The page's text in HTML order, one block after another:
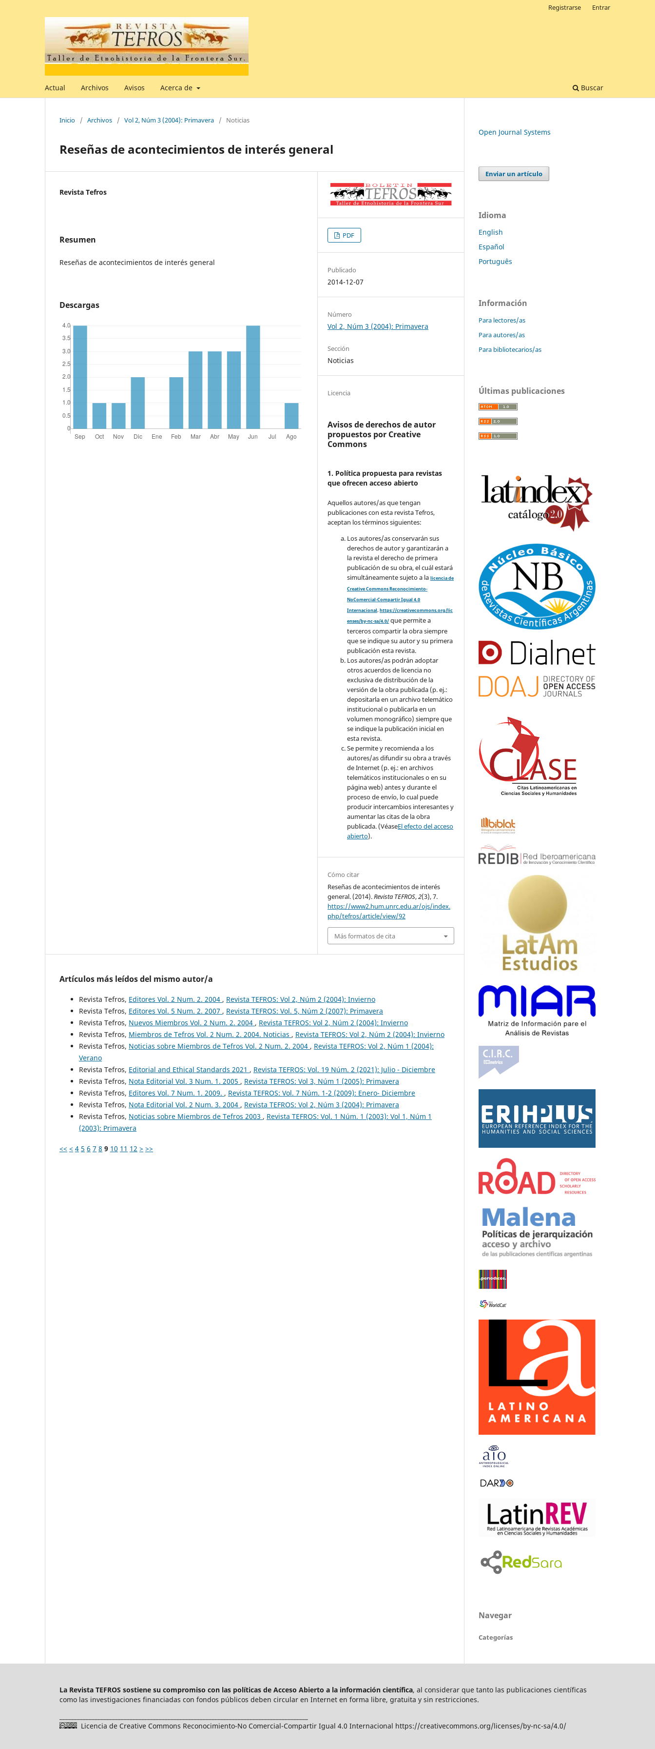
Actual Archivos Avisos Acerca de Buscar
Registrarse Entrar
Inicio / Archivos / Vol 2, Núm 3 (2004): Primavera / Noticias
Reseñas de acontecimientos de interés general
Revista Tefros
Resumen
Reseñas de acontecimientos de interés general
Descargas
PDF
Publicado
2014-12-07
Número
Vol 2, Núm 3 (2004): Primavera
Sección
Noticias
Licencia
Avisos de derechos de autor
propuestos por Creative
Commons
1. Política propuesta para revistas
que ofrecen acceso abierto
Aquellos autores/as que tengan
publicaciones con esta revista Tefros,
aceptan los términos siguientes:
Los autores/as conservarán sus
derechos de autor y garantizarán a
la revista el derecho de primera
publicación de su obra, el cuál estará
simultáneamente sujeto a lalicencia de
Creative Commons Reconocimiento-
NoComercial-Compartir Igual 4.0
Internacional.https://creativecommons.org/lic
enses/by-nc-sa/4.0/ que permite a
terceros compartir la obra siempre
que se indique su autor y su primera
publicación esta revista.
Los autores/as podrán adoptar
otros acuerdos de licencia no
exclusiva de distribución de la
versión de la obra publicada (p. ej.:
depositarla en un archivo telemático
institucional o publicarla en un
volumen monográfico) siempre que
se indique la publicación inicial en
esta revista.
Se permite y recomienda a los
autores/as difundir su obra a través
de Internet (p. ej.: en archivos
telemáticos institucionales o en su
página web) antes y durante el
proceso de envío, lo cual puede
producir intercambios interesantes y
aumentar las citas de la obra
publicada. (VéaseEl efecto del acceso
abierto).
Cómo citar
Reseñas de acontecimientos de interés
general. (2014).Revista TEFROS,2(3), 7.
https://www2.hum.unrc.edu.ar/ojs/index.
php/tefros/article/view/92
Más formatos de cita
Artículos más leídos del mismo autor/a
Revista Tefros, Editores Vol. 2 Num. 2. 2004 , Revista TEFROS: Vol 2, Núm 2 (2004): Invierno
Revista Tefros, Editores Vol. 5 Num. 2. 2007 , Revista TEFROS: Vol. 5, Núm 2 (2007): Primavera
Revista Tefros, Nuevos Miembros Vol. 2 Num. 2. 2004 , Revista TEFROS: Vol 2, Núm 2 (2004): Invierno
Revista Tefros, Miembros de Tefros Vol. 2 Num. 2. 2004. Noticias , Revista TEFROS: Vol 2, Núm 2 (2004): Invierno
Revista Tefros, Noticias sobre Miembros de Tefros Vol. 2 Num. 2. 2004 , Revista TEFROS: Vol 2, Núm 1 (2004):
Verano
Revista Tefros, Editorial and Ethical Standards 2021 , Revista TEFROS: Vol. 19 Núm. 2 (2021): Julio - Diciembre
Revista Tefros, Nota Editorial Vol. 3 Num. 1. 2005 , Revista TEFROS: Vol 3, Núm 1 (2005): Primavera
Revista Tefros, Editores Vol. 7 Num. 1. 2009. , Revista TEFROS: Vol. 7 Núm. 1-2 (2009): Enero- Diciembre
Revista Tefros, Nota Editorial Vol. 2 Num. 3. 2004 , Revista TEFROS: Vol 2, Núm 3 (2004): Primavera
Revista Tefros, Noticias sobre Miembros de Tefros 2003 , Revista TEFROS: Vol. 1 Núm. 1 (2003): Vol 1, Núm 1
(2003): Primavera
<< < 4 5 6 7 8 9 10 11 12 > >>
Open Journal Systems
Enviar un artículo
Idioma
English
Español
Português
Información
Para lectores/as
Para autores/as
Para bibliotecarios/as
Últimas publicaciones
Navegar
Categorías
La Revista TEFROS sostiene su compromiso con las políticas de Acceso Abierto a la información científica, al considerar que tanto las publicaciones científicas
como las investigaciones financiadas con fondos públicos deben circular en Internet en forma libre, gratuita y sin restricciones.
Licencia de Creative Commons Reconocimiento-No Comercial-Compartir Igual 4.0 Internacional https://creativecommons.org/licenses/by-nc-sa/4.0/